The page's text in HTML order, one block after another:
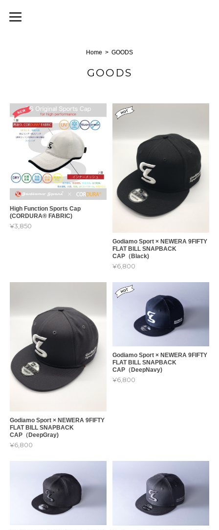
Home GOODS
GOODS
High Function Sports Cap
(CORDURA®︎ FABRIC)
¥3,850
Godiamo Sport × NEWERA 9FIFTY
FLAT BILL SNAPBACK
CAP（Black)
¥6,800
Godiamo Sport × NEWERA 9FIFTY
FLAT BILL SNAPBACK
CAP（DeepGray)
¥6,800
Godiamo Sport × NEWERA 9FIFTY
FLAT BILL SNAPBACK
CAP（DeepNavy)
¥6,800